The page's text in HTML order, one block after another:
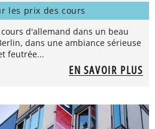
les prix des cours
cours d'allemand dans un beau
dans une ambiance sérieuse
feutrée...
EN SAVOIR PLUS